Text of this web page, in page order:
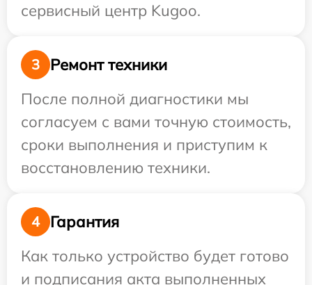
сервисный центр Kugoo.
3
Ремонт техники
После полной диагностики мы
согласуем с вами точную стоимость,
сроки выполнения и приступим к
восстановлению техники.
4
Гарантия
Как только устройство будет готово
и подписания акта выполненных